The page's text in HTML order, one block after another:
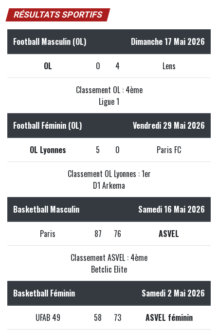
RÉSULTATS SPORTIFS
Football Masculin (OL) Dimanche 17 Mai 2026
OL 0 4 Lens
Classement OL : 4ème
Ligue 1
Football Féminin (OL) Vendredi 29 Mai 2026
OL Lyonnes 5 0 Paris FC
Classement OL Lyonnes : 1er
D1 Arkema
Basketball Masculin Samedi 16 Mai 2026
Paris 87 76 ASVEL
Classement ASVEL : 4ème
Betclic Elite
Basketball Féminin Samedi 2 Mai 2026
UFAB 49 58 73 ASVEL féminin